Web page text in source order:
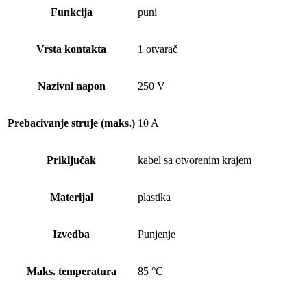
Funkcija puni
Vrsta kontakta 1 otvarač
Nazivni napon 250 V
Prebacivanje struje (maks.) 10 A
Priključak kabel sa otvorenim krajem
Materijal plastika
Izvedba Punjenje
Maks. temperatura 85 °C